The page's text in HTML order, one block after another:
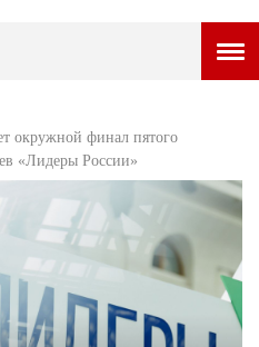
НОВОСТИ
ВОПРОС НЕДЕЛИ
ПРЕМЬЕРА
ТАМ И ТУТ
СТИЛЬ ЖИЗНИ
окружной финал пятого
«Лидеры России»